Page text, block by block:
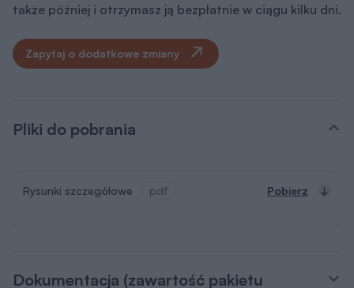
także później i otrzymasz ją bezpłatnie w ciągu kilku dni.
Zapytaj o dodatkowe zmiany
Pliki do pobrania
Rysunki szczegółowe pdf Pobierz
Dokumentacja (zawartość pakietu